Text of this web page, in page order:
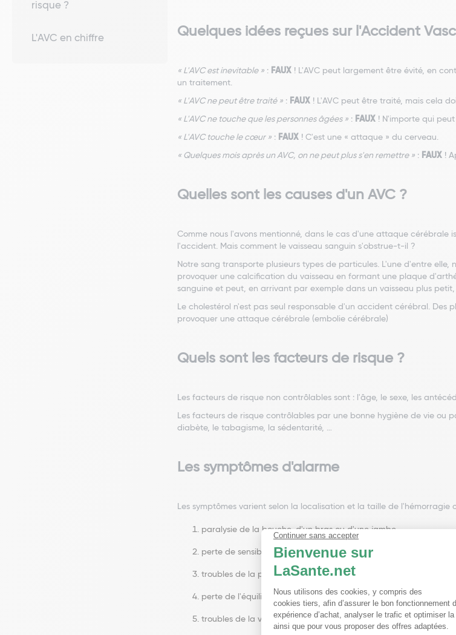
risque ?
L'AVC en chiffre Quelques idées reçues sur l'Accident
« L'AVC est inevitable » : FAUX ! L'AVC peut largement être évité, en
un traitement.
« L'AVC ne peut être traité » : FAUX ! L'AVC peut être traité, mais cela
« L'AVC ne touche que les personnes âgées » : FAUX ! N'importe qui
« L'AVC touche le cœur » : FAUX ! C'est une « attaque » du cerveau.
« Quelques mois après un AVC, on ne peut plus s'en remettre » : FAUX !
Quelles sont les causes d'un AVC ?
Comme nous l'avons mentionné, dans le cas d'une attaque
l'accident. Mais comment le vaisseau sanguin s'obstrue-t-il ?
Notre sang transporte plusieurs types de particules. L'une d'entre elle,
provoquer une calcification du vaisseau en formant une plaque
sanguine et peut, en arrivant par exemple dans un vaisseau plus
Le cholestérol n'est pas seul responsable d'un accident cérébral.
provoquer une attaque cérébrale (embolie cérébrale)
Quels sont les facteurs de risque ?
Les facteurs de risque non contrôlables sont : l'âge, le sexe, les
Les facteurs de risque contrôlables par une bonne hygiène de vie ou
diabète, le tabagisme, la sédentarité, …
Les symptômes d'alarme
Les symptômes varient selon la localisation et la taille de l'hémorragie
paralysie de la bouche, d'un bras ou d'une jambe
perte de sensibilité sur le visage, un bras ou une jambe
troubles de la parole avec une difficulté pour articuler, trouver
perte de l'équilibre
troubles de la vision comme un voile noir, une vision double